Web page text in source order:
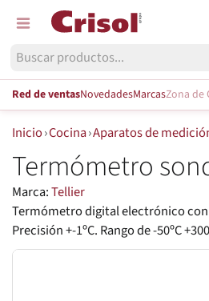
Red de ventasNovedadesMarcasZona de
Inicio›Cocina›Aparatos de
Termómetro
Marca:Tellier
Termómetro digital electrónico
Precisión +-1ºC. Rango de -50ºC